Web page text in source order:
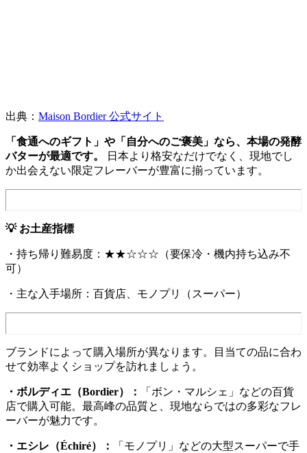
出典： Maison Bordier 公式サイト
「食通へのギフト」や「自分へのご褒美」なら、本場の発酵
バターが最適です。
日本より格安なだけでなく、現地でし
か出会えない限定フレーバーが豊富に揃っています。
💡 お土産指標
・持ち帰り難易度：★★☆☆☆（要保冷・機内持ち込み不
可）
・主な入手場所：百貨店、モノプリ（スーパー）
ブランドによって購入場所が異なります。目当ての品に合わ
せて効率よくショップを訪れましょう。
・ボルディエ（Bordier）：
「ボン・マルシェ」などの百貨
店で購入可能。最高峰の品質と、現地ならではの多彩なフレ
ーバーが魅力です。
・エシレ（Échiré）：
「モノプリ」などの大型スーパーで手